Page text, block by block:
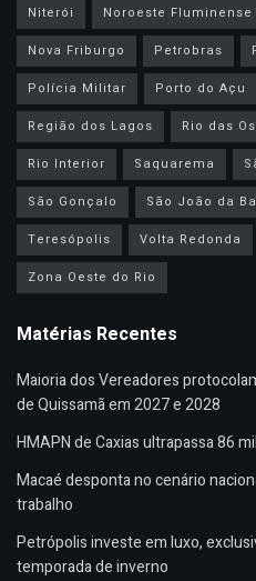
Niterói
Noroeste Fluminense
Nova Friburgo
Petrobras
Polícia Militar
Porto do Açu
Região dos Lagos
Rio das
Rio Interior
Saquarema
São Gonçalo
São João da
Teresópolis
Volta Redonda
Zona Oeste do Rio
Matérias Recentes
Maioria dos Vereadores
de Quissamã em 2027 e 2028
HMAPN de Caxias ultrapassa 86
Macaé desponta no cenário
trabalho
Petrópolis investe em luxo,
temporada de inverno